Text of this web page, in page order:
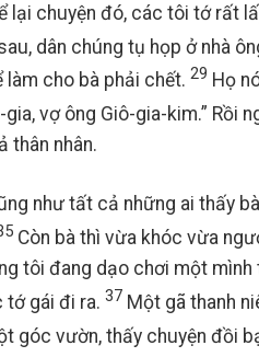
lại chuyện đó, các tôi tớ rất
dân chúng tụ họp ở nhà
làm cho bà phải chết. 29 Họ
vợ ông Giô-gia-kim.” Rồi
thân nhân.
như tất cả những ai thấy
Còn bà thì vừa khóc vừa
tôi đang dạo chơi một
tớ gái đi ra. 37 Một gã thanh
góc vườn, thấy chuyện đồi